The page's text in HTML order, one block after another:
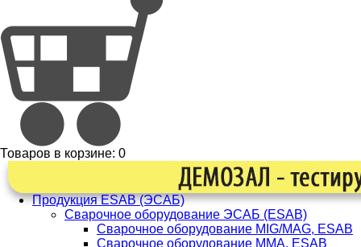
Товаров в корзине: 0
Продукция ESAB (ЭСАБ)
Сварочное оборудование ЭСАБ (ESAB)
Сварочное оборудование MIG/MAG, ESAB
Сварочное оборудование ММА, ESAB